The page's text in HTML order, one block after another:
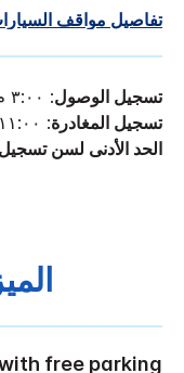
تفاصيل مواقف
تسجيل الوصول: ٣:٠٠ م
تسجيل المغادرة: ١١:٠٠ ص
الحد الأدنى لسن